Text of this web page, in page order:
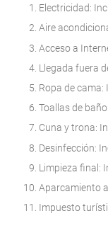
Electricidad:
Aire
Acceso a
Llegada fuera
Ropa de
Toallas de
Cuna y trona:
Desinfección:
Limpieza final:
Aparcamiento
Impuesto